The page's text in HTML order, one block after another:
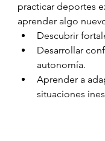
practicar deportes
aprender algo
Descubrir
Desarrollar
autonomía.
Aprender a
situaciones